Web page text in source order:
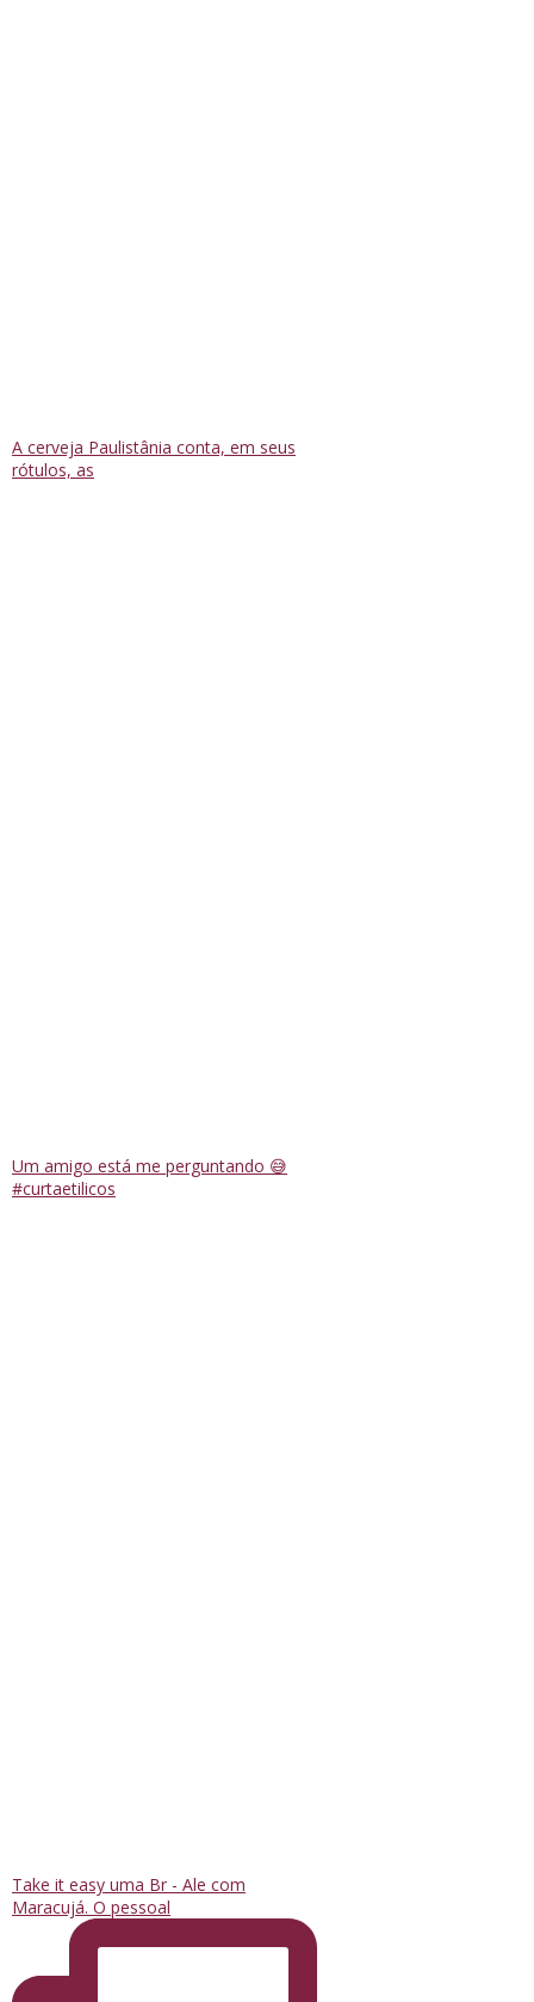
A cerveja Paulistânia conta, em seus
rótulos, as
Um amigo está me perguntando 😅
#curtaetilicos
Take it easy uma Br - Ale com
Maracujá. O pessoal